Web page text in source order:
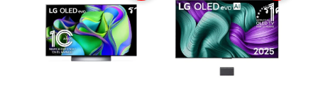
ราคา! ราคา!